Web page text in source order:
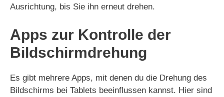
Ausrichtung, bis Sie ihn erneut drehen.
Apps zur Kontrolle der
Bildschirmdrehung
Es gibt mehrere Apps, mit denen du die Drehung des
Bildschirms bei Tablets beeinflussen kannst. Hier sind